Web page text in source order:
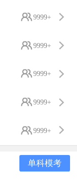
9999+
9999+
9999+
9999+
9999+
单科模考